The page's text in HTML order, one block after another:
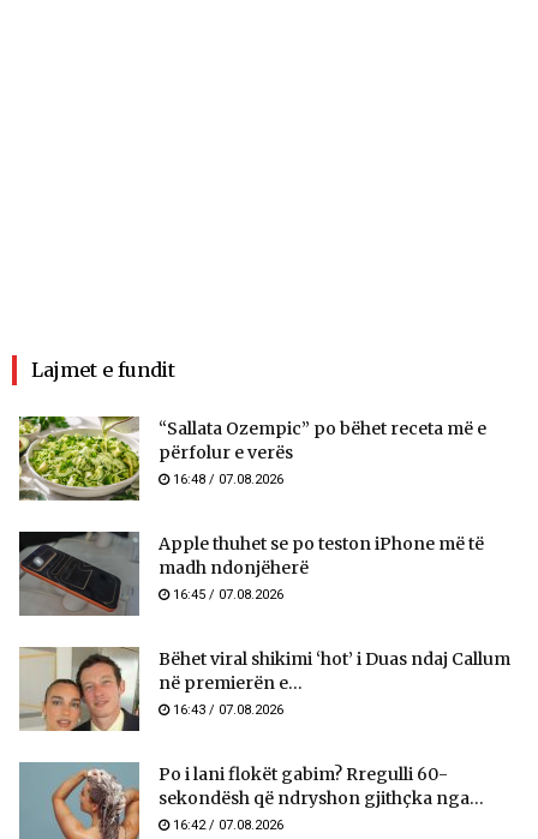
Lajmet e fundit
“Sallata Ozempic” po bëhet receta më e
përfolur e verës
16:48 / 07.08.2026
Apple thuhet se po teston iPhone më të
madh ndonjëherë
16:45 / 07.08.2026
Bëhet viral shikimi ‘hot’ i Duas ndaj Callum
në premierën e...
16:43 / 07.08.2026
Po i lani flokët gabim? Rregulli 60-
sekondësh që ndryshon gjithçka nga...
16:42 / 07.08.2026